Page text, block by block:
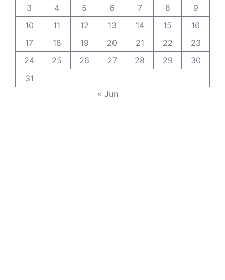
3
4 5 6 7 8
9
10
11 12 13 14 15
16
17
18 19 20 21 22
23
24
25 26 27 28 29
30
31
« Jun